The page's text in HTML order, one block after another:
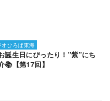
オひろば東海
誕生日にぴったり！”紫”にち
📚【第17回】